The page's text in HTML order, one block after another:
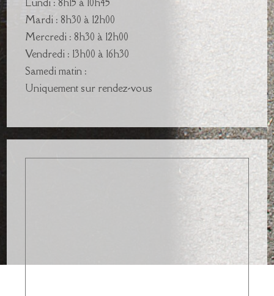
Mardi : 8h30 à 12h00
Mercredi : 8h30 à 12h00
Vendredi : 13h00 à 16h30
Samedi matin :
Uniquement sur rendez-vous